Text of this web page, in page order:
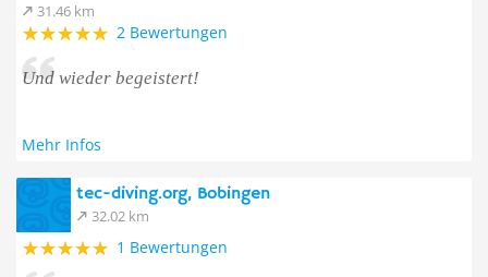
31.46 km
2 Bewertungen
Und wieder begeistert!
Mehr Infos
tec-diving.org, Bobingen
32.02 km
1 Bewertungen